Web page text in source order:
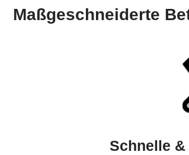
Maßgeschneiderte
Schnelle